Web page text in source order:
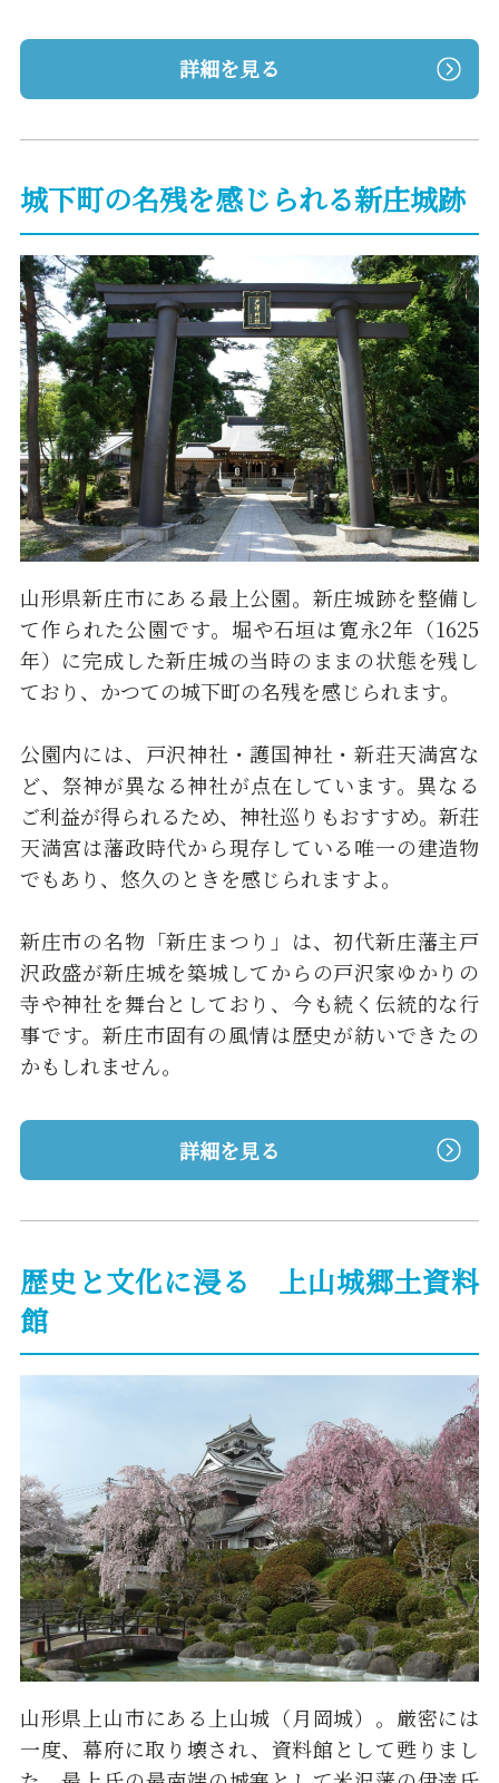
詳細を見る
城下町の名残を感じられる新庄城跡
山形県新庄市にある最上公園。新庄城跡を整備し
て作られた公園です。堀や石垣は寛永2年（1625
年）に完成した新庄城の当時のままの状態を残し
ており、かつての城下町の名残を感じられます。
公園内には、戸沢神社・護国神社・新荘天満宮な
ど、祭神が異なる神社が点在しています。異なる
ご利益が得られるため、神社巡りもおすすめ。新荘
天満宮は藩政時代から現存している唯一の建造物
でもあり、悠久のときを感じられますよ。
新庄市の名物「新庄まつり」は、初代新庄藩主戸
沢政盛が新庄城を築城してからの戸沢家ゆかりの
寺や神社を舞台としており、今も続く伝統的な行
事です。新庄市固有の風情は歴史が紡いできたの
かもしれません。
詳細を見る
歴史と文化に浸る 上山城郷土資料
館
山形県上山市にある上山城（月岡城）。厳密には
一度、幕府に取り壊され、資料館として甦りまし